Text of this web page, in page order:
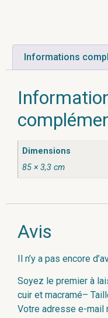
Informations
Dimensions
85 × 3,3 cm
Avis
Il n’y a pas encore
Soyez le premier à
cuir et macramé–
Votre adresse e-mail